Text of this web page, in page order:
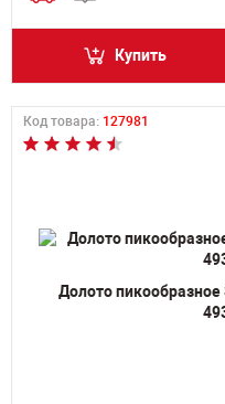
Купить
Код товара: 127981
Долото пикообразное